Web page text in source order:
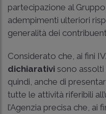
partecipazione al
adempimenti ulteriori
generalità dei
Considerato che, ai fini
dichiarativi sono assolti
quindi, anche di
tutte le attività riferibili
l’Agenzia precisa che, ai